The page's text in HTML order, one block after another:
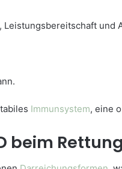
Leistungsbereitschaft und
Immunsystem, eine
beim